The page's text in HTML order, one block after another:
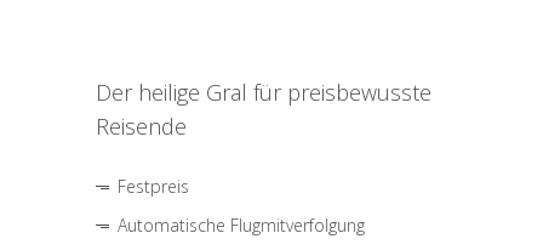
Der heilige Gral für preisbewusste
Reisende
Festpreis
Automatische Flugmitverfolgung